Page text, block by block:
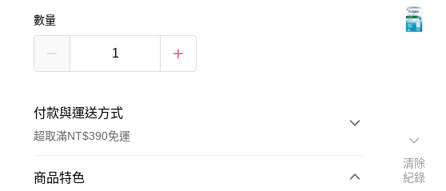
數量
付款與運送方式
超取滿NT$390免運
付款方式
商品特色
清除
紀錄